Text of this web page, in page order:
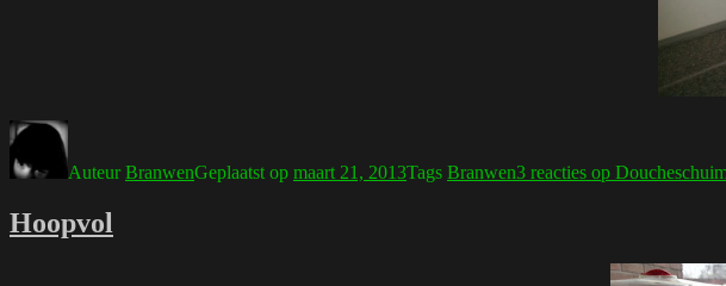
AuteurBranwenGeplaatst op maart 21, 2013Tags Branwen3 reacties op
Hoopvol